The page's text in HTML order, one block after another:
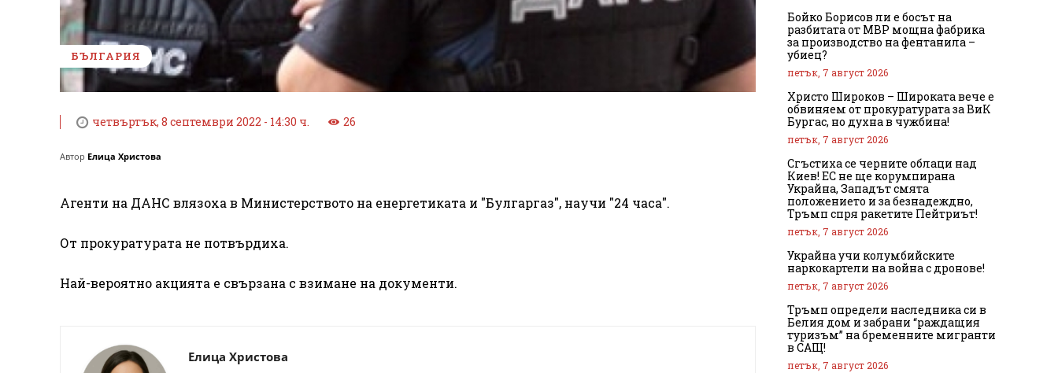
БЪЛГАРИЯ
четвъртък, 8 септември 2022 - 14:30 ч. 26
Автор Елица Христова
Агенти на ДАНС влязоха в Министерството на енергетиката и "Булгаргаз", научи "24 часа".
От прокуратурата не потвърдиха.
Най-вероятно акцията е свързана с взимане на документи.
Елица Христова
Бойко Борисов ли е босът на
разбитата от МВР мощна фабрика
за производство на фентанила –
убиец?
петък, 7 август 2026
Христо Широков – Широката вече е
обвиняем от прокуратурата за ВиК
Бургас, но духна в чужбина!
петък, 7 август 2026
Сгъстиха се черните облаци над
Киев! ЕС не ще корумпирана
Украйна, Западът смята
положението и за безнадеждно,
Тръмп спря ракетите Пейтриът!
петък, 7 август 2026
Украйна учи колумбийските
наркокартели на война с дронове!
петък, 7 август 2026
Тръмп определи наследника си в
Белия дом и забрани “раждащия
туризъм” на бременните мигранти
в САЩ!
петък, 7 август 2026